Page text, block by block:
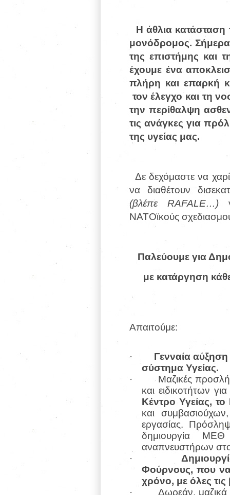
Η άθλια κατάσταση
μονόδρομος.
της επιστήμης και
έχουμε ένα
πλήρη και επαρκή
τον έλεγχο και τη
την περίθαλψη
τις ανάγκες για
της υγείας μας.
Δε δεχόμαστε να
να διαθέτουν
(βλέπε RAFALE…)
ΝΑΤΟϊκούς
Παλεύουμε για
με κατάργηση
Απαιτούμε:
·
Γενναία
σύστημα Υγείας.
·
Μαζικές
και ειδικοτήτων
Κέντρο Υγείας,
και συμβασιούχων,
εργασίας.
δημιουργία
αναπνευστήρων
·
Φούρνους, που να
χρόνο, με όλες τις
·
Δωρεάν,